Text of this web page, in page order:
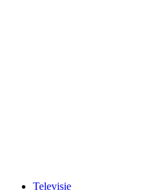
Televisie